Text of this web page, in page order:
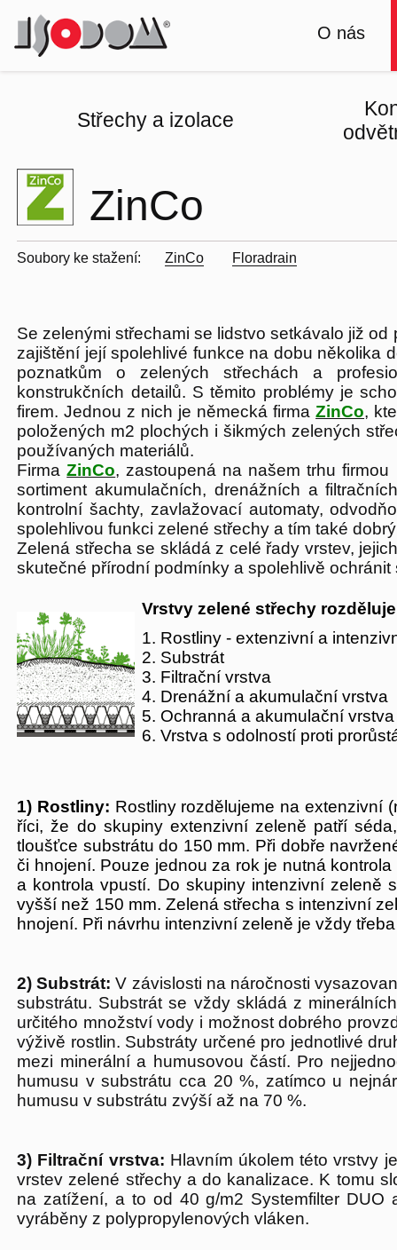
O nás
Střechy a izolace
ZinCo
Soubory ke stažení: ZinCo Floradrain
Se zelenými střechamise lidstvo setkávalo již od
zajištění její spolehlivé funkce na dobu několika
poznatkům o zelených střechách a
konstrukčních detailů. S těmito problémy je
firem. Jednou z nich je německá firmaZinCo,
položených m2 plochých i šikmých zelených
používaných materiálů.
FirmaZinCo, zastoupená na našem trhu
sortiment akumulačních, drenážních a
kontrolní šachty, zavlažovací automaty,
spolehlivou funkci zelené střechy a tím také
Zelená střecha se skládá z celé řady vrstev,
skutečné přírodní podmínky a spolehlivě ochránit
Vrstvy zelené střechy
1. Rostliny - extenzivní a
2. Substrát
3. Filtrační vrstva
4. Drenážní a akumulační vrstva
5. Ochranná a akumulační vrstva
6. Vrstva s odolností proti
1) Rostliny: Rostliny rozdělujeme na extenzivní
říci, že do skupiny extenzivní zeleně patří
tloušťce substrátu do 150 mm. Při dobře
či hnojení. Pouze jednou za rok je nutná
a kontrola vpustí. Do skupiny intenzivní zeleně
vyšší než 150 mm. Zelená střecha s intenzivní
hnojení. Při návrhu intenzivní zeleně je vždy
2) Substrát: V závislosti na náročnosti
substrátu. Substrát se vždy skládá z
určitého množství vody i možnost dobrého
výživě rostlin. Substráty určené pro jednotlivé
mezi minerální a humusovou částí. Pro
humusu v substrátu cca 20 %, zatímco u
humusu v substrátu zvýší až na 70 %.
3) Filtrační vrstva: Hlavním úkolem této vrstvy
vrstev zelené střechy a do kanalizace. K tomu
na zatížení, a to od 40 g/m2 Systemfilter DUO
vyráběny z polypropylenových vláken.